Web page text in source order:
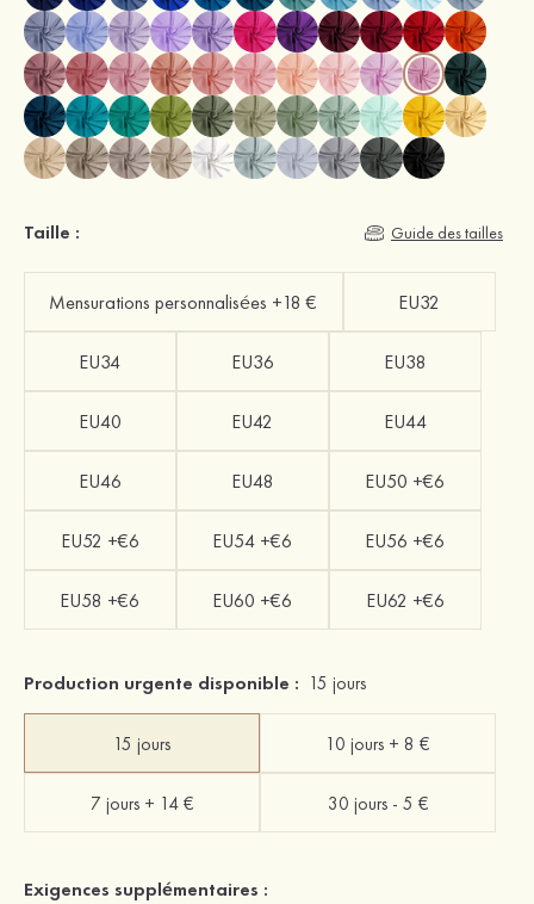
Taille : Guide des tailles
Mensurations personnalisées +18 € EU32
EU34 EU36 EU38
EU40 EU42 EU44
EU46 EU48 EU50 +€6
EU52 +€6 EU54 +€6 EU56 +€6
EU58 +€6 EU60 +€6 EU62 +€6
Production urgente disponible : 15 jours
15 jours 10 jours + 8 €
7 jours + 14 € 30 jours - 5 €
Exigences supplémentaires :